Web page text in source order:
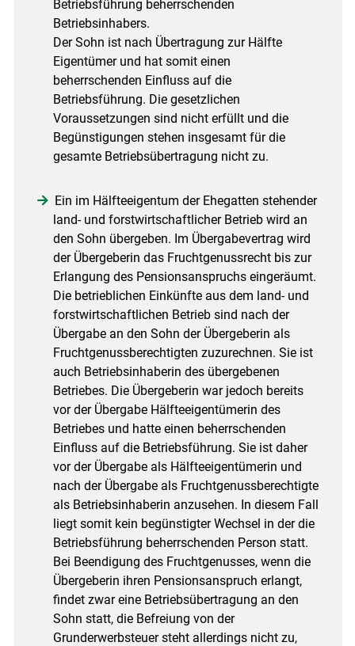
Betriebsführung beherrschenden
Betriebsinhabers.
Der Sohn ist nach Übertragung zur Hälfte
Eigentümer und hat somit einen
beherrschenden Einfluss auf die
Betriebsführung. Die gesetzlichen
Voraussetzungen sind nicht erfüllt und die
Begünstigungen stehen insgesamt für die
gesamte Betriebsübertragung nicht zu.
Ein im Hälfteeigentum der Ehegatten stehender
land- und forstwirtschaftlicher Betrieb wird an
den Sohn übergeben. Im Übergabevertrag wird
der Übergeberin das Fruchtgenussrecht bis zur
Erlangung des Pensionsanspruchs eingeräumt.
Die betrieblichen Einkünfte aus dem land- und
forstwirtschaftlichen Betrieb sind nach der
Übergabe an den Sohn der Übergeberin als
Fruchtgenussberechtigten zuzurechnen. Sie ist
auch Betriebsinhaberin des übergebenen
Betriebes. Die Übergeberin war jedoch bereits
vor der Übergabe Hälfteeigentümerin des
Betriebes und hatte einen beherrschenden
Einfluss auf die Betriebsführung. Sie ist daher
vor der Übergabe als Hälfteeigentümerin und
nach der Übergabe als Fruchtgenussberechtigte
als Betriebsinhaberin anzusehen. In diesem Fall
liegt somit kein begünstigter Wechsel in der die
Betriebsführung beherrschenden Person statt.
Bei Beendigung des Fruchtgenusses, wenn die
Übergeberin ihren Pensionsanspruch erlangt,
findet zwar eine Betriebsübertragung an den
Sohn statt, die Befreiung von der
Grunderwerbsteuer steht allerdings nicht zu,